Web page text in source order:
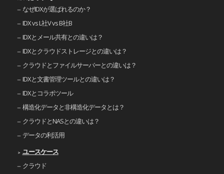
なぜIDXが選ばれるのか？
IDX vs L社V vs B社B
IDXとメール共有との違いは？
IDXとクラウドストレージとの違いは？
クラウドとファイルサーバーとの違いは？
IDXと文書管理ツールとの違いは？
IDXとコラボツール
構造化データと非構造化データとは？
クラウドとNASとの違いは？
データの利活用
ユースケース
クラウド